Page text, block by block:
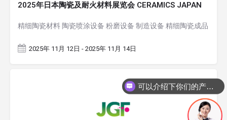
2025年日本陶瓷及耐火材料展览会 CERAMICS JAPAN
精细陶瓷材料 陶瓷喷涂设备 粉磨设备 制造设备 精细陶瓷成品
2025年 11月 12日 - 2025年 11月 14日
可以介绍下你们的产品么